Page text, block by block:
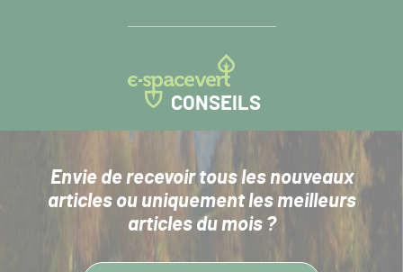
CONSEILS
Envie de recevoir tous les nouveaux
articlesou uniquement les meilleurs
articles du mois ?